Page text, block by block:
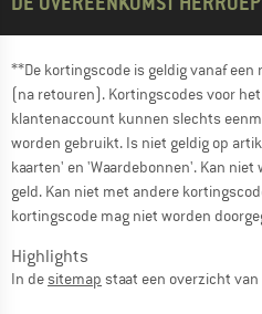
**De kortingscode is geldig vanaf
(na retouren). Kortingscodes voor
klantenaccount kunnen slechts
worden gebruikt. Is niet geldig op
kaarten' en 'Waardebonnen'. Kan
geld. Kan niet met andere
kortingscode mag niet worden
Highlights
In desitemap staat een overzicht